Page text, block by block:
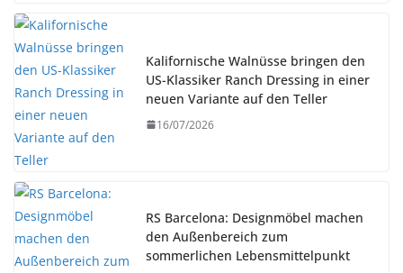
Kalifornische Walnüsse bringen den
US-Klassiker Ranch Dressing in einer
neuen Variante auf den Teller
16/07/2026
RS Barcelona: Designmöbel machen
den Außenbereich zum
sommerlichen Lebensmittelpunkt